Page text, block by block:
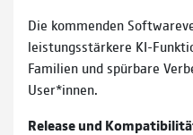
Die kommenden
leistungsstärkere KI-
Familien und spürbare
User*innen.
Release und